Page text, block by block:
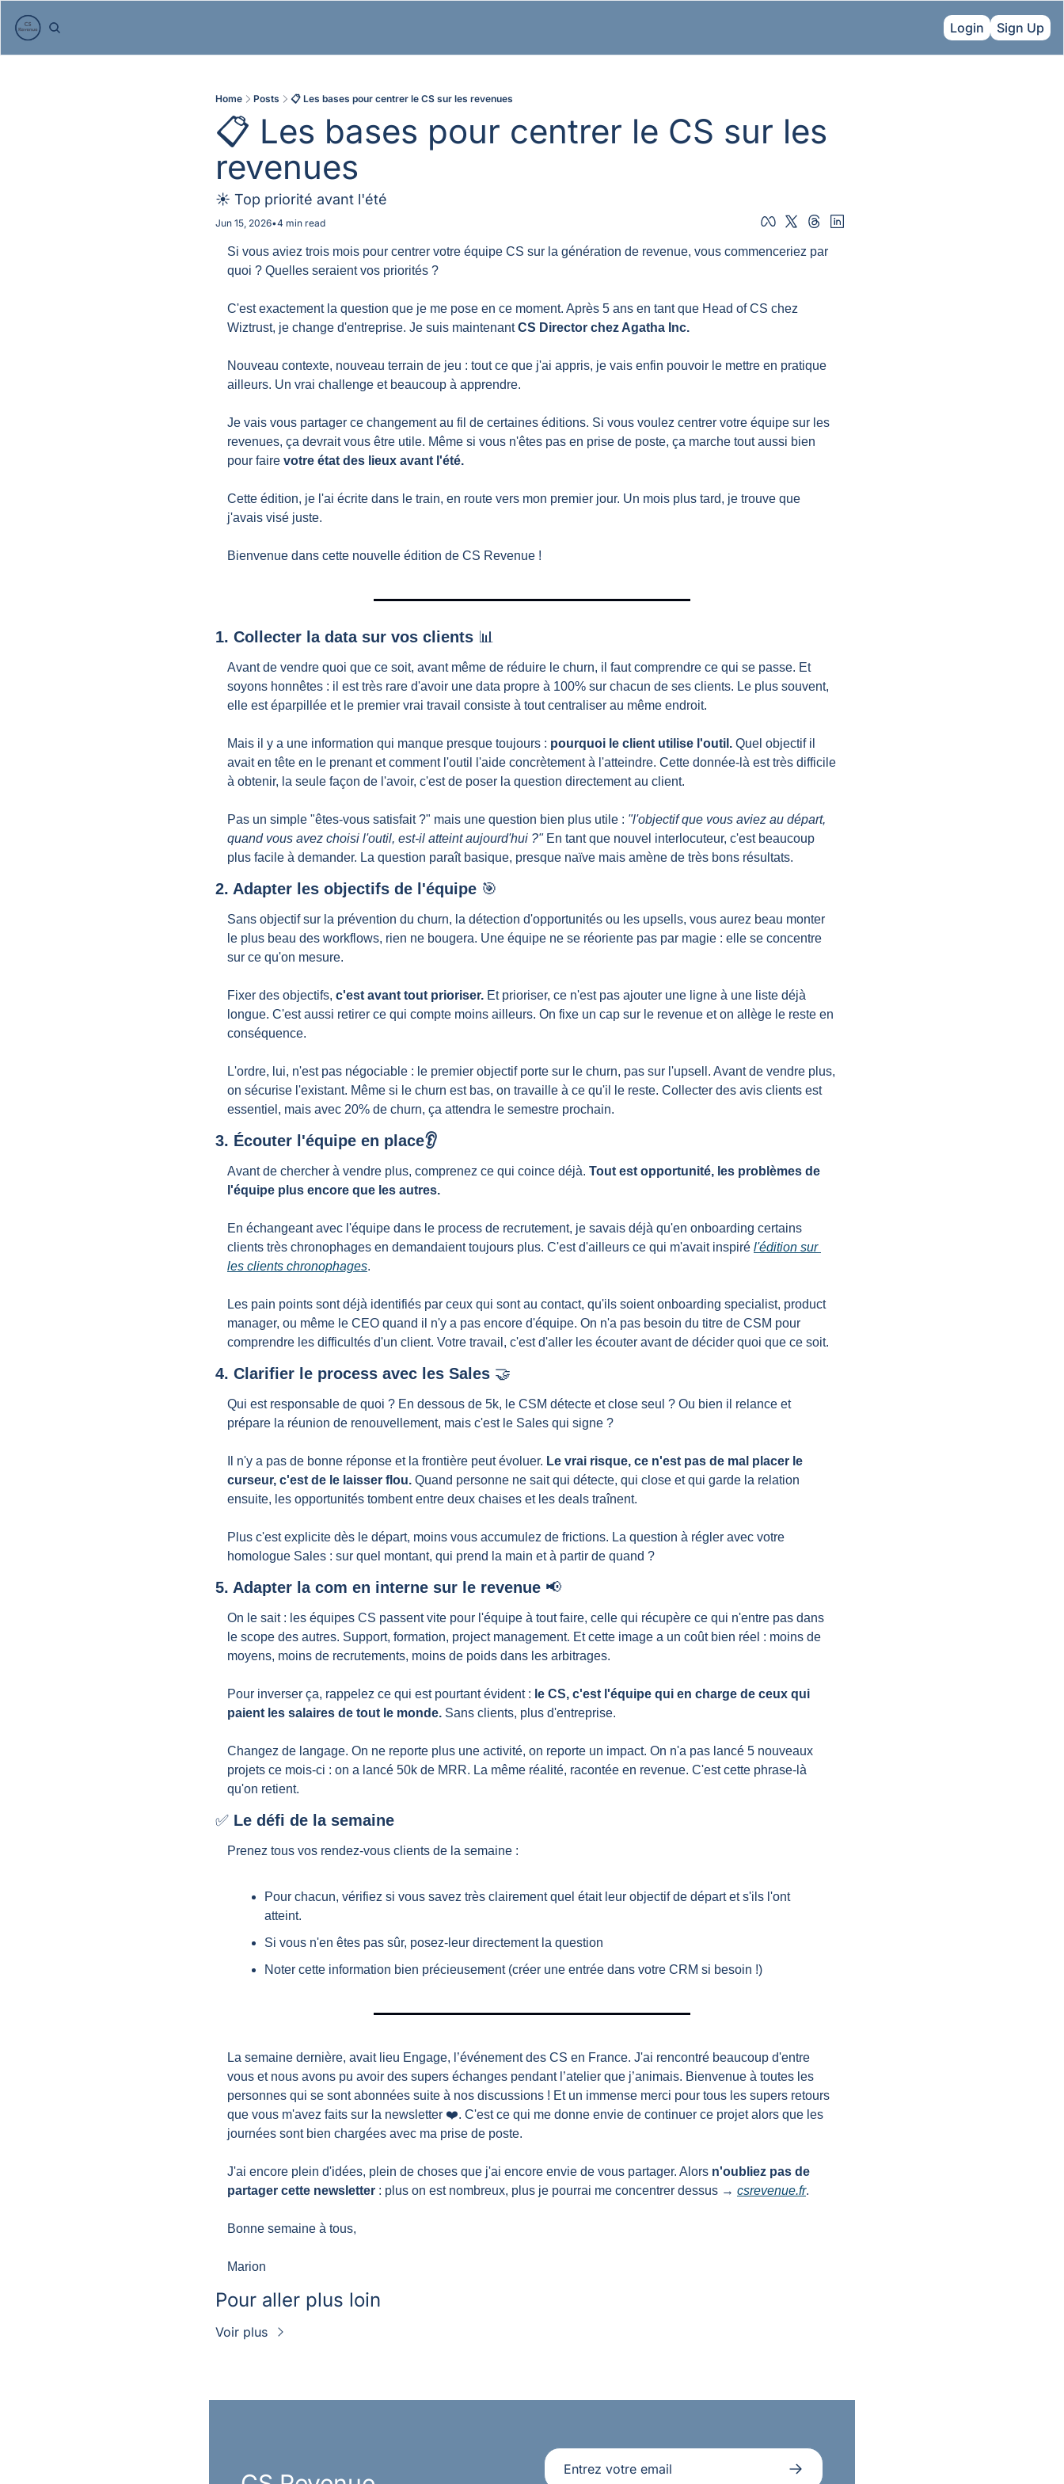
Login Sign Up
Home Posts 📋 Les bases pour centrer le CS sur les revenues
📋 Les bases pour centrer le CS sur les
revenues
☀️ Top priorité avant l'été
Jun 15, 2026•4 min read
Si vous aviez trois mois pour centrer votre équipe CS sur la génération de revenue, vous commenceriez par
quoi ? Quelles seraient vos priorités ?
C'est exactement la question que je me pose en ce moment. Après 5 ans en tant que Head of CS chez
Wiztrust, je change d'entreprise. Je suis maintenant CS Director chez Agatha Inc.
Nouveau contexte, nouveau terrain de jeu : tout ce que j'ai appris, je vais enfin pouvoir le mettre en pratique
ailleurs. Un vrai challenge et beaucoup à apprendre.
Je vais vous partager ce changement au fil de certaines éditions. Si vous voulez centrer votre équipe sur les
revenues, ça devrait vous être utile. Même si vous n'êtes pas en prise de poste, ça marche tout aussi bien
pour faire votre état des lieux avant l'été.
Cette édition, je l'ai écrite dans le train, en route vers mon premier jour. Un mois plus tard, je trouve que
j'avais visé juste.
Bienvenue dans cette nouvelle édition de CS Revenue !
1. Collecter la data sur vos clients 📊
Avant de vendre quoi que ce soit, avant même de réduire le churn, il faut comprendre ce qui se passe. Et
soyons honnêtes : il est très rare d'avoir une data propre à 100% sur chacun de ses clients. Le plus souvent,
elle est éparpillée et le premier vrai travail consiste à tout centraliser au même endroit.
Mais il y a une information qui manque presque toujours : pourquoi le client utilise l'outil. Quel objectif il
avait en tête en le prenant et comment l'outil l'aide concrètement à l'atteindre. Cette donnée-là est très difficile
à obtenir, la seule façon de l'avoir, c'est de poser la question directement au client.
Pas un simple "êtes-vous satisfait ?" mais une question bien plus utile : "l'objectif que vous aviez au départ,
quand vous avez choisi l'outil, est-il atteint aujourd'hui ?" En tant que nouvel interlocuteur, c'est beaucoup
plus facile à demander. La question paraît basique, presque naïve mais amène de très bons résultats.
2. Adapter les objectifs de l'équipe 🎯
Sans objectif sur la prévention du churn, la détection d'opportunités ou les upsells, vous aurez beau monter
le plus beau des workflows, rien ne bougera. Une équipe ne se réoriente pas par magie : elle se concentre
sur ce qu'on mesure.
Fixer des objectifs, c'est avant tout prioriser. Et prioriser, ce n'est pas ajouter une ligne à une liste déjà
longue. C'est aussi retirer ce qui compte moins ailleurs. On fixe un cap sur le revenue et on allège le reste en
conséquence.
L'ordre, lui, n'est pas négociable : le premier objectif porte sur le churn, pas sur l'upsell. Avant de vendre plus,
on sécurise l'existant. Même si le churn est bas, on travaille à ce qu'il le reste. Collecter des avis clients est
essentiel, mais avec 20% de churn, ça attendra le semestre prochain.
3. Écouter l'équipe en place👂
Avant de chercher à vendre plus, comprenez ce qui coince déjà. Tout est opportunité, les problèmes de
l'équipe plus encore que les autres.
En échangeant avec l'équipe dans le process de recrutement, je savais déjà qu'en onboarding certains
clients très chronophages en demandaient toujours plus. C'est d'ailleurs ce qui m'avait inspiré l'édition sur
les clients chronophages.
Les pain points sont déjà identifiés par ceux qui sont au contact, qu'ils soient onboarding specialist, product
manager, ou même le CEO quand il n'y a pas encore d'équipe. On n'a pas besoin du titre de CSM pour
comprendre les difficultés d'un client. Votre travail, c'est d'aller les écouter avant de décider quoi que ce soit.
4. Clarifier le process avec les Sales 🤝
Qui est responsable de quoi ? En dessous de 5k, le CSM détecte et close seul ? Ou bien il relance et
prépare la réunion de renouvellement, mais c'est le Sales qui signe ?
Il n'y a pas de bonne réponse et la frontière peut évoluer. Le vrai risque, ce n'est pas de mal placer le
curseur, c'est de le laisser flou. Quand personne ne sait qui détecte, qui close et qui garde la relation
ensuite, les opportunités tombent entre deux chaises et les deals traînent.
Plus c'est explicite dès le départ, moins vous accumulez de frictions. La question à régler avec votre
homologue Sales : sur quel montant, qui prend la main et à partir de quand ?
5. Adapter la com en interne sur le revenue 📢
On le sait : les équipes CS passent vite pour l'équipe à tout faire, celle qui récupère ce qui n'entre pas dans
le scope des autres. Support, formation, project management. Et cette image a un coût bien réel : moins de
moyens, moins de recrutements, moins de poids dans les arbitrages.
Pour inverser ça, rappelez ce qui est pourtant évident : le CS, c'est l'équipe qui en charge de ceux qui
paient les salaires de tout le monde. Sans clients, plus d'entreprise.
Changez de langage. On ne reporte plus une activité, on reporte un impact. On n'a pas lancé 5 nouveaux
projets ce mois-ci : on a lancé 50k de MRR. La même réalité, racontée en revenue. C'est cette phrase-là
qu'on retient.
✅ Le défi de la semaine
Prenez tous vos rendez-vous clients de la semaine :
Pour chacun, vérifiez si vous savez très clairement quel était leur objectif de départ et s'ils l'ont
atteint.
Si vous n'en êtes pas sûr, posez-leur directement la question
Noter cette information bien précieusement (créer une entrée dans votre CRM si besoin !)
La semaine dernière, avait lieu Engage, l’événement des CS en France. J'ai rencontré beaucoup d'entre
vous et nous avons pu avoir des supers échanges pendant l’atelier que j’animais. Bienvenue à toutes les
personnes qui se sont abonnées suite à nos discussions ! Et un immense merci pour tous les supers retours
que vous m'avez faits sur la newsletter ❤️. C'est ce qui me donne envie de continuer ce projet alors que les
journées sont bien chargées avec ma prise de poste.
J'ai encore plein d'idées, plein de choses que j'ai encore envie de vous partager. Alors n'oubliez pas de
partager cette newsletter : plus on est nombreux, plus je pourrai me concentrer dessus → csrevenue.fr.
Bonne semaine à tous,
Marion
Pour aller plus loin
Voir plus